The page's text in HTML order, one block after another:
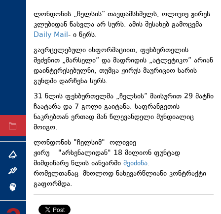
თავდაცვა
რეგიონი
კულტურა
სპორტი
ტაბლოიდი
არქივი
თემა
ინტერვიუ
ინქვიზიცია
ლონდონის „ჩელსის“ თავდამსხმელს, ოლივიე ჟირუს
კლუბიდან წასვლა არ სურს. ამის შესახებ გამოცემა
Daily Mail- ი წერს.
გავრცელებული ინფორმაციით, ფეხბურთელის
შეძენით „მარსელი“ და მადრიდის „ატლეტიკო“ არიან
დაინტერესებულნი, თუმცა ჟირუს მაურიციო სარის
გუნდში დარჩენა სურს.
31 წლის ფეხბურთელმა „ჩელსის“ მაისურით 29 მატჩი
ჩაატარა და 7 გოლი გაიტანა. საფრანგეთის
ნაკრებთან ერთად მან წლევანდელი მუნდიალიც
მოიგო.
ლონდონის "ჩელსიმ" ოლივიე
ჟირუ "არსენალიდან" 18 მილიონ ფუნტად
მიმდინარე წლის იანვარში შეიძინა.
რომელთანაც მხოლოდ ნახევარწლიანი კონტრაქტი
გაფორმდა.